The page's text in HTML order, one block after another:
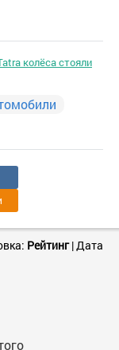
колёса стояли
Рейтинг|Дата